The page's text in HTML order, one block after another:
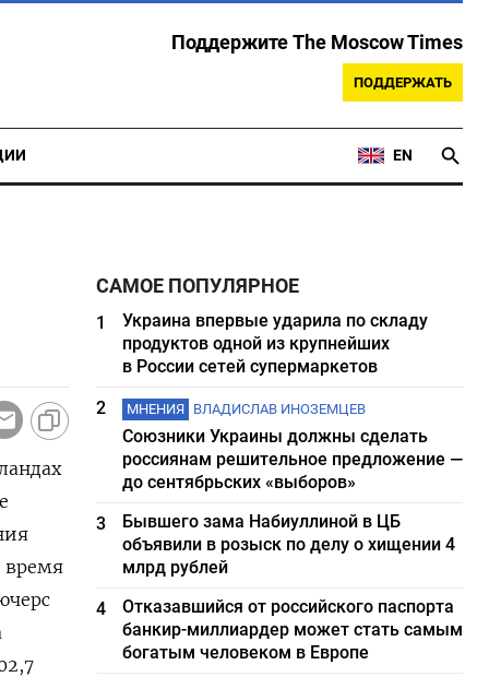
Поддержите The Moscow Times
ПОДДЕРЖАТЬ
EN
время
САМОЕ ПОПУЛЯРНОЕ
1
Украина впервые ударила по складу
продуктов одной из крупнейших
в России сетей супермаркетов
2
МНЕНИЯ ВЛАДИСЛАВ ИНОЗЕМЦЕВ
Союзники Украины должны сделать
россиянам решительное предложение —
до сентябрьских «выборов»
3
Бывшего зама Набиуллиной в ЦБ
объявили в розыск по делу о хищении 4
млрд рублей
4
Отказавшийся от российского паспорта
банкир-миллиардер может стать самым
богатым человеком в Европе